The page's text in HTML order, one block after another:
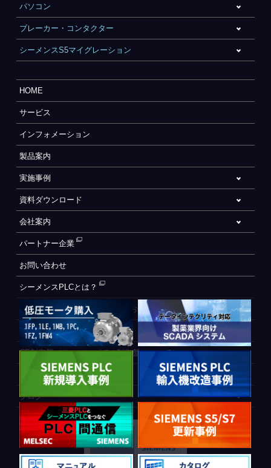
パソコン
ブレーカー・コンタクター
シーメンスS5マイグレーション
HOME
サービス
インフォメーション
製品案内
実施事例
資料ダウンロード
会社案内
パートナー企業
お問い合わせ
シーメンスPLCとは？
自動化設備をご検討されているお客様へ
WEB会員登録フォーム
CE制御盤（ヨーロッパでの制御盤について）
PLC間通信
ブログ